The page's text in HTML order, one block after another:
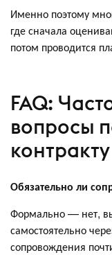
Именно поэтому
где сначала
потом проводится
FAQ:
вопросы
контракту
Обязательно ли
Формально — нет,
самостоятельно
сопровождения